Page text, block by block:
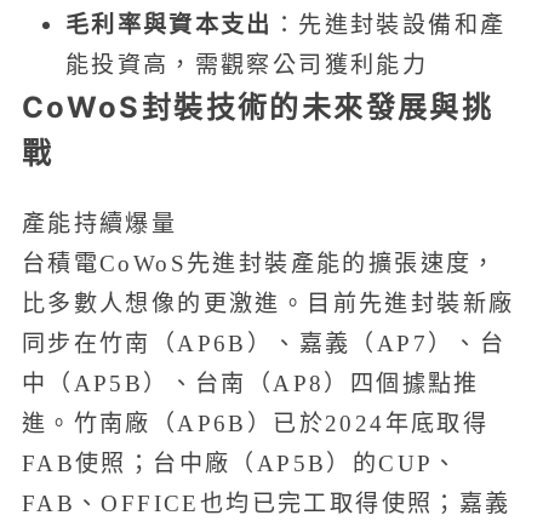
毛利率與資本支出 ：先進封裝設備和產
能投資高，需觀察公司獲利能力
CoWoS封裝技術的未來發展與挑
戰
產能持續爆量
台積電CoWoS先進封裝產能的擴張速度，
比多數人想像的更激進。目前先進封裝新廠
同步在竹南（AP6B）、嘉義（AP7）、台
中（AP5B）、台南（AP8）四個據點推
進。竹南廠（AP6B）已於2024年底取得
FAB使照；台中廠（AP5B）的CUP、
FAB、OFFICE也均已完工取得使照；嘉義